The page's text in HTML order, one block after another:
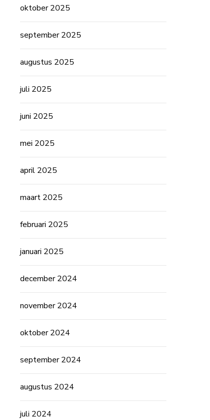
oktober 2025
september 2025
augustus 2025
juli 2025
juni 2025
mei 2025
april 2025
maart 2025
februari 2025
januari 2025
december 2024
november 2024
oktober 2024
september 2024
augustus 2024
juli 2024